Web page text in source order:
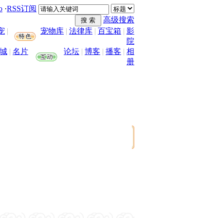
·RSS订阅
高级搜索
| 宠物库 | 法律库 | 百宝箱 | 影
院
| 名片 论坛 | 博客 | 播客 | 相
册